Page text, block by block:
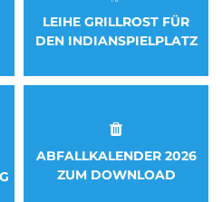
LEIHE GRILLROST FÜR
DEN INDIANSPIELPLATZ
ABFALLKALENDER 2026
ZUM DOWNLOAD